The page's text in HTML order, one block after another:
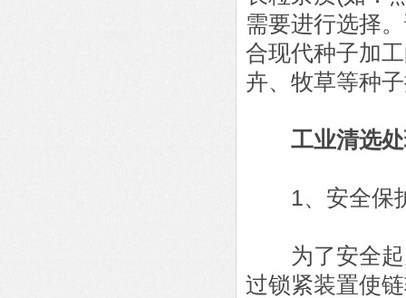
需要进行选择
合现代种子加
卉、牧草等种
工业清选
1、安全保
为了安全起
过锁紧装置使